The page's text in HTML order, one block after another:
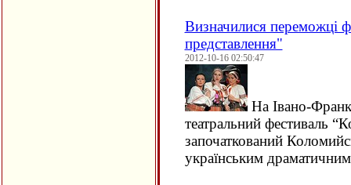
Визначилися переможці
представлення"
2012-10-16 02:50:47
На Івано-
театральний фестиваль
започаткований
українським